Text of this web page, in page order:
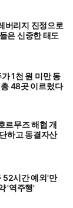
버리지 진정으로
은 신중한 태도
1천 원 미만 동
48곳 이르렀다
르무즈 해협 개
하고 동결자산
52시간 예외'만
'역주행'